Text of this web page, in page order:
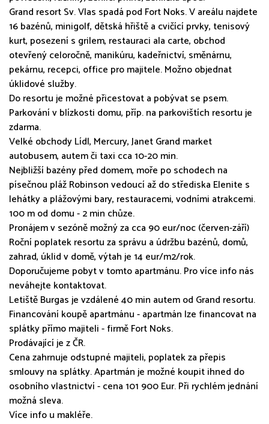
Grand resort Sv. Vlas spadá pod Fort Noks. V areálu najdete
16 bazénů, minigolf, dětská hřiště a cvičící prvky, tenisový
kurt, posezení s grilem, restauraci ala carte, obchod
otevřený celoročně, manikúru, kadeřnictví, směnárnu,
pekárnu, recepci, office pro majitele. Možno objednat
úklidové služby.
Do resortu je možné přicestovat a pobývat se psem.
Parkování v blízkosti domu, příp. na parkovištích resortu je
zdarma.
Velké obchody Lídl, Mercury, Janet Grand market
autobusem, autem či taxi cca 10-20 min.
Nejbližší bazény před domem, moře po schodech na
písečnou pláž Robinson vedoucí až do střediska Elenite s
lehátky a plážovými bary, restauracemi, vodními atrakcemi.
100 m od domu - 2 min chůze.
Pronájem v sezóně možný za cca 90 eur/noc (červen-září)
Roční poplatek resortu za správu a údržbu bazénů, domů,
zahrad, úklid v domě, výtah je 14 eur/m2/rok.
Doporučujeme pobyt v tomto apartmánu. Pro více info nás
neváhejte kontaktovat.
Letiště Burgas je vzdálené 40 min autem od Grand resortu.
Financování koupě apartmánu - apartmán lze financovat na
splátky přímo majiteli - firmě Fort Noks.
Prodávající je z ČR.
Cena zahrnuje odstupné majiteli, poplatek za přepis
smlouvy na splátky. Apartmán je možné koupit ihned do
osobního vlastnictví - cena 101 900 Eur. Při rychlém jednání
možná sleva.
Více info u makléře.